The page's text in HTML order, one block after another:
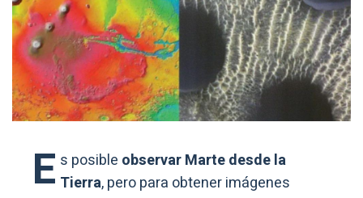
E s posible observar Marte desde la
Tierra, pero para obtener imágenes